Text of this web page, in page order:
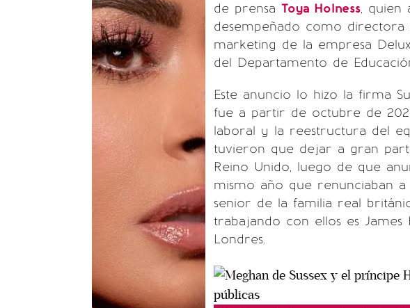
de prensa Toya Holness, quien
desempeñado como
marketing de la empresa
del Departamento de
Este anuncio lo hizo la firma
fue a partir de octubre de
laboral y la reestructura del
tuvieron que dejar a gran
Reino Unido, luego de que
mismo año que renunciaban
senior de la familia real
trabajando con ellos es
Londres.